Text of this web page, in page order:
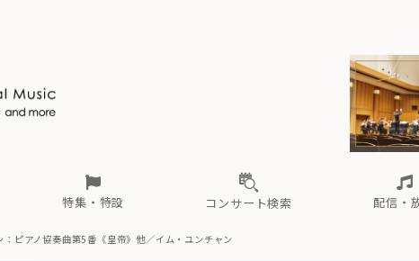
特集・特設 コンサート検索 配信・
その先と 海の向こうの音楽家 Aか
過去の特集
イブ配信スケジュール
か さ
：ピアノ協奏曲第5番《皇帝》他／イム・ユンチャン